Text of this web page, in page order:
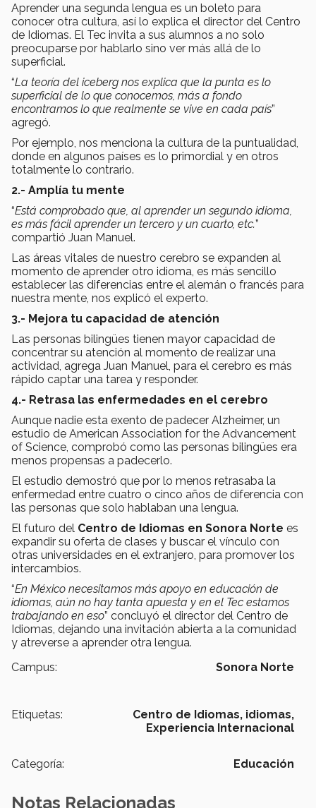
Aprender una segunda lengua es un boleto para
conocer otra cultura, así lo explica el director del Centro
de Idiomas. El Tec invita a sus alumnos a no solo
preocuparse por hablarlo sino ver más allá de lo
superficial.
“La teoría del iceberg nos explica que la punta es lo
superficial de lo que conocemos, más a fondo
encontramos lo que realmente se vive en cada país”
agregó.
Por ejemplo, nos menciona la cultura de la puntualidad,
donde en algunos países es lo primordial y en otros
totalmente lo contrario.
2.- Amplía tu mente
“Está comprobado que, al aprender un segundo idioma,
es más fácil aprender un tercero y un cuarto, etc.”
compartió Juan Manuel.
Las áreas vitales de nuestro cerebro se expanden al
momento de aprender otro idioma, es más sencillo
establecer las diferencias entre el alemán o francés para
nuestra mente, nos explicó el experto.
3.- Mejora tu capacidad de atención
Las personas bilingües tienen mayor capacidad de
concentrar su atención al momento de realizar una
actividad, agrega Juan Manuel, para el cerebro es más
rápido captar una tarea y responder.
4.- Retrasa las enfermedades en el cerebro
Aunque nadie esta exento de padecer Alzheimer, un
estudio de American Association for the Advancement
of Science, comprobó como las personas bilingües era
menos propensas a padecerlo.
El estudio demostró que por lo menos retrasaba la
enfermedad entre cuatro o cinco años de diferencia con
las personas que solo hablaban una lengua.
El futuro del Centro de Idiomas en Sonora Norte es
expandir su oferta de clases y buscar el vínculo con
otras universidades en el extranjero, para promover los
intercambios.
“En México necesitamos más apoyo en educación de
idiomas, aún no hay tanta apuesta y en el Tec estamos
trabajando en eso” concluyó el director del Centro de
Idiomas, dejando una invitación abierta a la comunidad
y atreverse a aprender otra lengua.
Campus:
Sonora Norte
Etiquetas: Centro de Idiomas, idiomas,
Experiencia Internacional
Categoría: Educación
Notas Relacionadas